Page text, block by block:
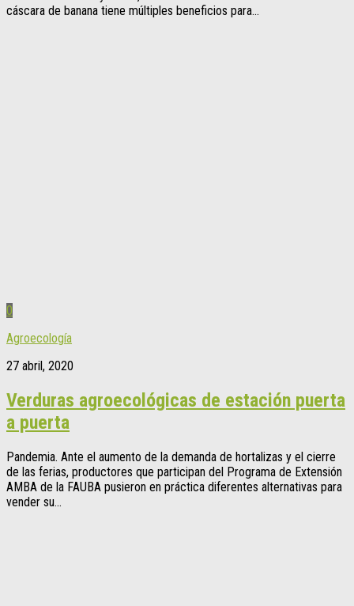
cáscara de banana tiene múltiples beneficios para...
0
Agroecología
27 abril, 2020
Verduras agroecológicas de estación puerta
a puerta
Pandemia. Ante el aumento de la demanda de hortalizas y el cierre
de las ferias, productores que participan del Programa de Extensión
AMBA de la FAUBA pusieron en práctica diferentes alternativas para
vender su...